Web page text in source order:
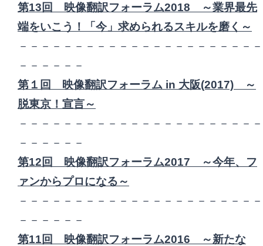
第13回 映像翻訳フォーラム2018 ～業界最先
端をいこう！「今」求められるスキルを磨く～
－－－－－－－－－－－－－－－－－－－－－－
－－－－－－
第１回 映像翻訳フォーラム in 大阪(2017) ～
脱東京！宣言～
－－－－－－－－－－－－－－－－－－－－－－
－－－－－－
第12回 映像翻訳フォーラム2017 ～今年、フ
ァンからプロになる～
－－－－－－－－－－－－－－－－－－－－－－
－－－－－－
第11回 映像翻訳フォーラム2016 ～新たな